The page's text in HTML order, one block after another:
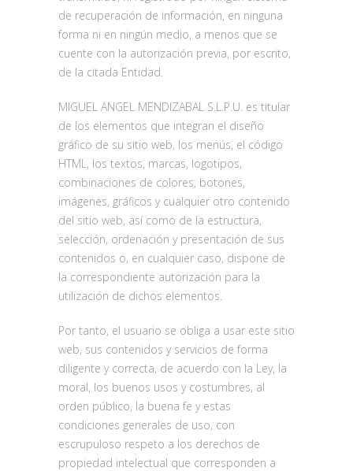
de recuperación de información, en ninguna
forma ni en ningún medio, a menos que se
cuente con la autorización previa, por escrito,
de la citada Entidad.
MIGUEL ANGEL MENDIZABAL S.L.P.U. es titular
de los elementos que integran el diseño
gráfico de su sitio web, los menús, el código
HTML, los textos, marcas, logotipos,
combinaciones de colores, botones,
imágenes, gráficos y cualquier otro contenido
del sitio web, así como de la estructura,
selección, ordenación y presentación de sus
contenidos o, en cualquier caso, dispone de
la correspondiente autorización para la
utilización de dichos elementos.
Por tanto, el usuario se obliga a usar este sitio
web, sus contenidos y servicios de forma
diligente y correcta, de acuerdo con la Ley, la
moral, los buenos usos y costumbres, al
orden público, la buena fe y estas
condiciones generales de uso, con
escrupuloso respeto a los derechos de
propiedad intelectual que corresponden a